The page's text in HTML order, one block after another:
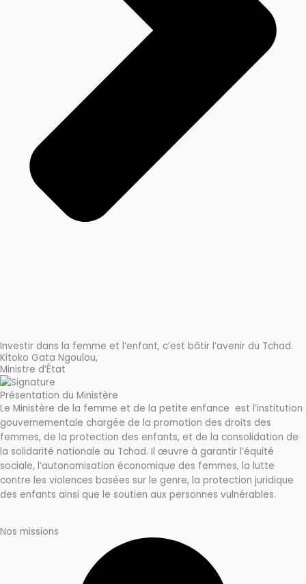
Investir dans la femme et l’enfant, c’est bâtir l’avenir du Tchad.
Kitoko Gata Ngoulou,
Ministre d’État
Présentation du Ministère
Le Ministère de la femme et de la petite enfance est l’institution
gouvernementale chargée de la promotion des droits des
femmes, de la protection des enfants, et de la consolidation de
la solidarité nationale au Tchad. Il œuvre à garantir l’équité
sociale, l’autonomisation économique des femmes, la lutte
contre les violences basées sur le genre, la protection juridique
des enfants ainsi que le soutien aux personnes vulnérables.
Nos missions